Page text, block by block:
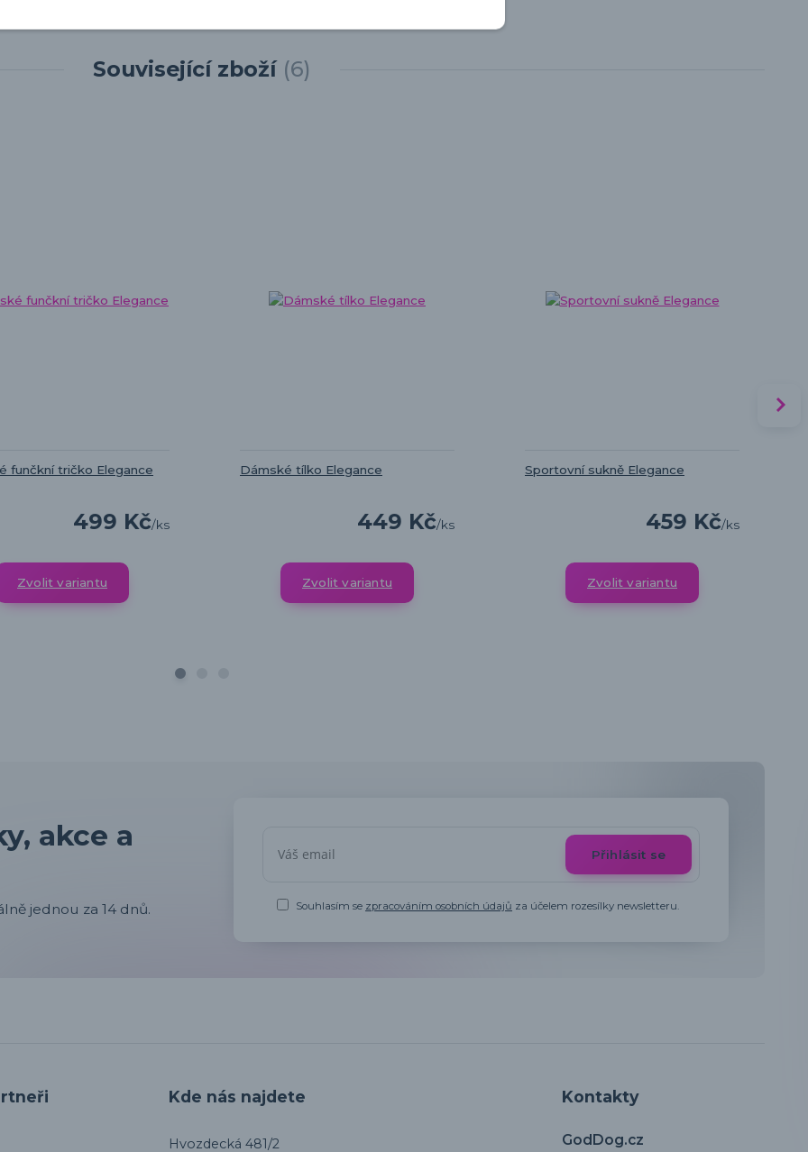
Související zboží 6
funčkní tričko Elegance
499 Kč/ks
Zvolit variantu
Dámské tílko Elegance
449 Kč/ks
Zvolit variantu
Sportovní sukně Elegance
459 Kč/ks
Zvolit variantu
akce a
jednou za 14 dnů.
Přihlásit se
Souhlasím se zpracováním osobních údajů za účelem rozesílky newsletteru.
Kde nás najdete
Hvozdecká 481/2
Kontakty
GodDog.cz